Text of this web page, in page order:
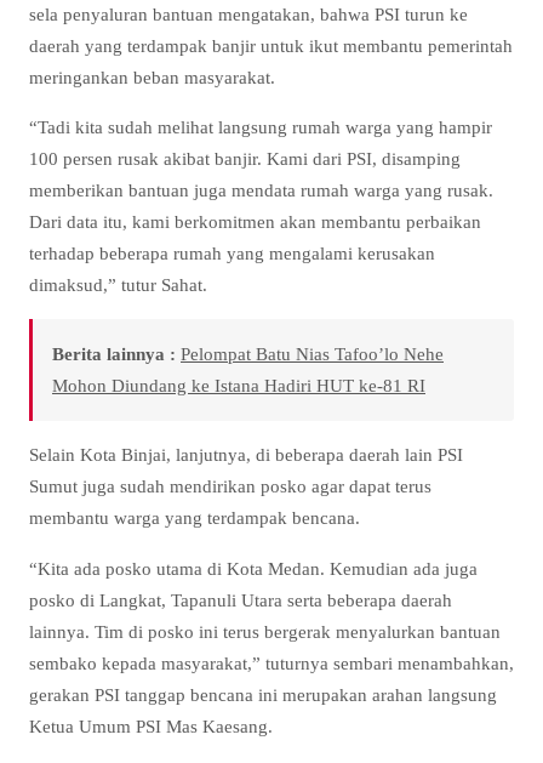
sela penyaluran bantuan mengatakan, bahwa PSI turun ke
daerah yang terdampak banjir untuk ikut membantu pemerintah
meringankan beban masyarakat.
“Tadi kita sudah melihat langsung rumah warga yang hampir
100 persen rusak akibat banjir. Kami dari PSI, disamping
memberikan bantuan juga mendata rumah warga yang rusak.
Dari data itu, kami berkomitmen akan membantu perbaikan
terhadap beberapa rumah yang mengalami kerusakan
dimaksud,” tutur Sahat.
Berita lainnya : Pelompat Batu Nias Tafoo’lo Nehe
Mohon Diundang ke Istana Hadiri HUT ke-81 RI
Selain Kota Binjai, lanjutnya, di beberapa daerah lain PSI
Sumut juga sudah mendirikan posko agar dapat terus
membantu warga yang terdampak bencana.
“Kita ada posko utama di Kota Medan. Kemudian ada juga
posko di Langkat, Tapanuli Utara serta beberapa daerah
lainnya. Tim di posko ini terus bergerak menyalurkan bantuan
sembako kepada masyarakat,” tuturnya sembari menambahkan,
gerakan PSI tanggap bencana ini merupakan arahan langsung
Ketua Umum PSI Mas Kaesang.